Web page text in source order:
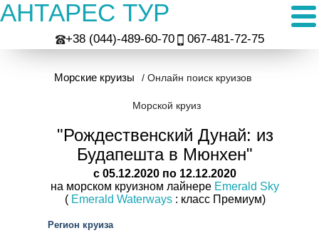
АНТАРЕС ТУР
+38 (044)-489-60-70 067-481-72-75
Морские круизы / Онлайн поиск круизов
Морской круиз
"Рождественский Дунай: из
Будапешта в Мюнхен"
c 05.12.2020 по 12.12.2020
на морском круизном лайнере Emerald Sky
( Emerald Waterways : класс Премиум)
Регион круиза